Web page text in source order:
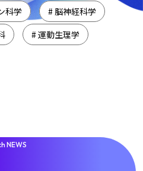
科学
# 脳神経科学
# 運動生理学
NEWS